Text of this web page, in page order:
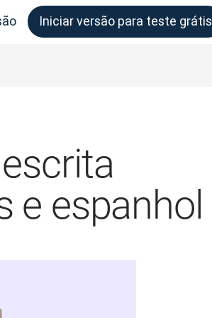
que deles necessitem
Iniciar versão para teste grátis
e espanhol